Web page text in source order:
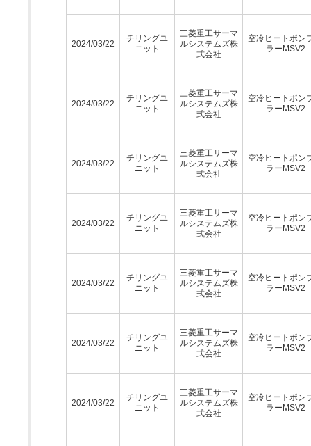
2024/03/22
チリングユ
ニット
三菱重工サーマ
ルシステムズ株
式会社
空冷ヒートポン
ラーMSV2
2024/03/22
チリングユ
ニット
三菱重工サーマ
ルシステムズ株
式会社
空冷ヒートポン
ラーMSV2
2024/03/22
チリングユ
ニット
三菱重工サーマ
ルシステムズ株
式会社
空冷ヒートポン
ラーMSV2
2024/03/22
チリングユ
ニット
三菱重工サーマ
ルシステムズ株
式会社
空冷ヒートポン
ラーMSV2
2024/03/22
チリングユ
ニット
三菱重工サーマ
ルシステムズ株
式会社
空冷ヒートポン
ラーMSV2
2024/03/22
チリングユ
ニット
三菱重工サーマ
ルシステムズ株
式会社
空冷ヒートポン
ラーMSV2
2024/03/22
チリングユ
ニット
三菱重工サーマ
ルシステムズ株
式会社
空冷ヒートポン
ラーMSV2